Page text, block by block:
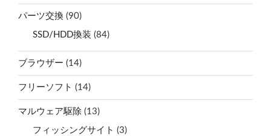
パーツ交換 (90)
SSD/HDD換装 (84)
ブラウザー (14)
フリーソフト (14)
マルウェア駆除 (13)
フィッシングサイト (3)